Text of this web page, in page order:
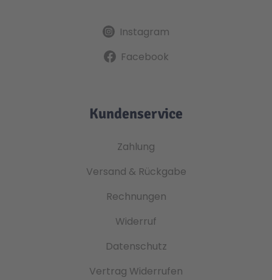
Instagram
Facebook
Kundenservice
Zahlung
Versand & Rückgabe
Rechnungen
Widerruf
Datenschutz
Vertrag Widerrufen